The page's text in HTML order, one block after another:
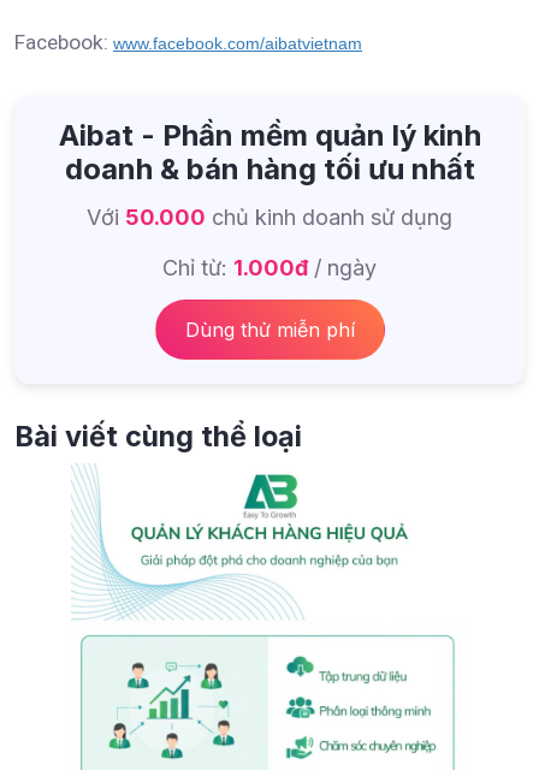
Facebook: www.facebook.com/aibatvietnam
Aibat - Phần mềm quản lý kinh
doanh & bán hàng tối ưu nhất
Với 50.000 chủ kinh doanh sử dụng
Chỉ từ: 1.000đ/ ngày
Dùng thử miễn phí
Bài viết cùng thể loại